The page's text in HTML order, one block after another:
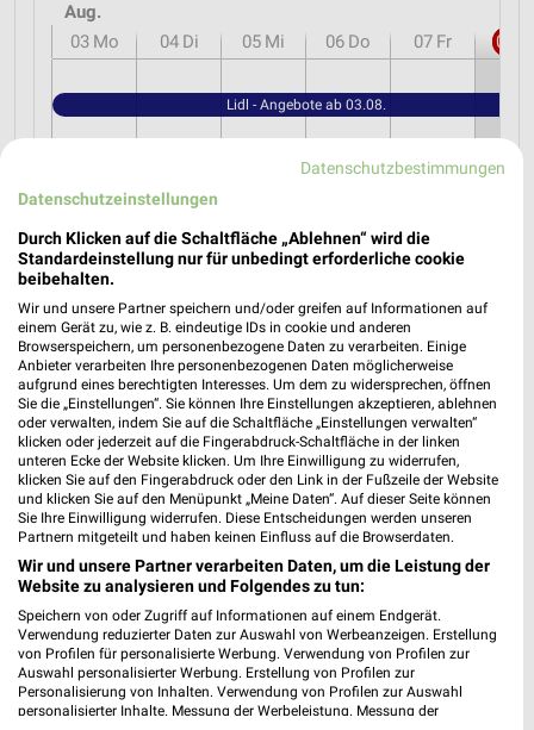
Aug.
03 Mo 04 Di 05 Mi 06 Do 07 Fr 08
Lidl - Angebote ab 03.08.
weekli Magazin
17.04.2026 10.04.2026
Datenschutzbestimmungen
Datenschutzeinstellungen
Durch Klicken auf die Schaltfläche „Ablehnen“ wird die
Standardeinstellung nur für unbedingt erforderliche cookie
beibehalten.
Wir und unsere Partner speichern und/oder greifen auf Informationen auf
einem Gerät zu, wie z. B. eindeutige IDs in cookie und anderen
Browserspeichern, um personenbezogene Daten zu verarbeiten. Einige
Anbieter verarbeiten Ihre personenbezogenen Daten möglicherweise
aufgrund eines berechtigten Interesses. Um dem zu widersprechen, öffnen
Sie die „Einstellungen“. Sie können Ihre Einstellungen akzeptieren, ablehnen
oder verwalten, indem Sie auf die Schaltfläche „Einstellungen verwalten“
klicken oder jederzeit auf die Fingerabdruck-Schaltfläche in der linken
unteren Ecke der Website klicken. Um Ihre Einwilligung zu widerrufen,
klicken Sie auf den Fingerabdruck oder den Link in der Fußzeile der Website
und klicken Sie auf den Menüpunkt „Meine Daten“. Auf dieser Seite können
Sie Ihre Einwilligung widerrufen. Diese Entscheidungen werden unseren
Partnern mitgeteilt und haben keinen Einfluss auf die Browserdaten.
Wir und unsere Partner verarbeiten Daten, um die Leistung der
Website zu analysieren und Folgendes zu tun:
Speichern von oder Zugriff auf Informationen auf einem Endgerät.
Verwendung reduzierter Daten zur Auswahl von Werbeanzeigen. Erstellung
von Profilen für personalisierte Werbung. Verwendung von Profilen zur
Auswahl personalisierter Werbung. Erstellung von Profilen zur
Personalisierung von Inhalten. Verwendung von Profilen zur Auswahl
personalisierter Inhalte. Messung der Werbeleistung. Messung der